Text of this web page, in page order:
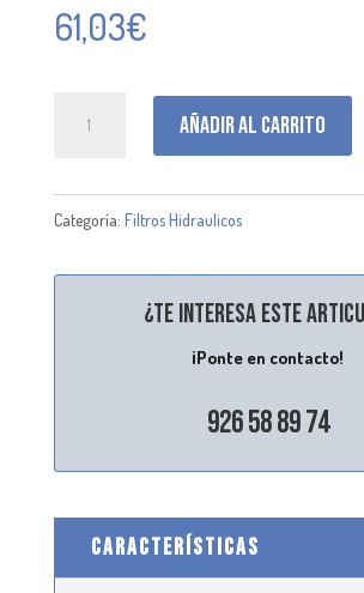
61,03€
Añadir al carrito
Categoría: Filtros Hidraulicos
¿Te interesa este
¡Ponte en contacto!
926 58 89 74
CARACTERÍSTICAS